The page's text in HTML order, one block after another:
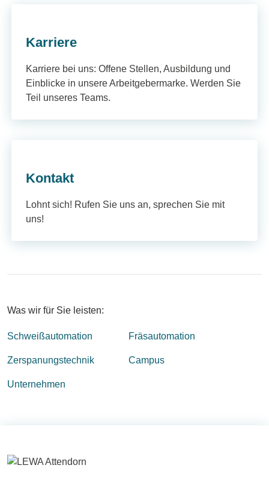
Karriere
Karriere bei uns: Offene Stellen, Ausbildung und
Einblicke in unsere Arbeitgebermarke. Werden Sie
Teil unseres Teams.
Kontakt
Lohnt sich! Rufen Sie uns an, sprechen Sie mit
uns!
Was wir für Sie leisten:
Schweißautomation Fräsautomation
Zerspanungstechnik Campus
Unternehmen